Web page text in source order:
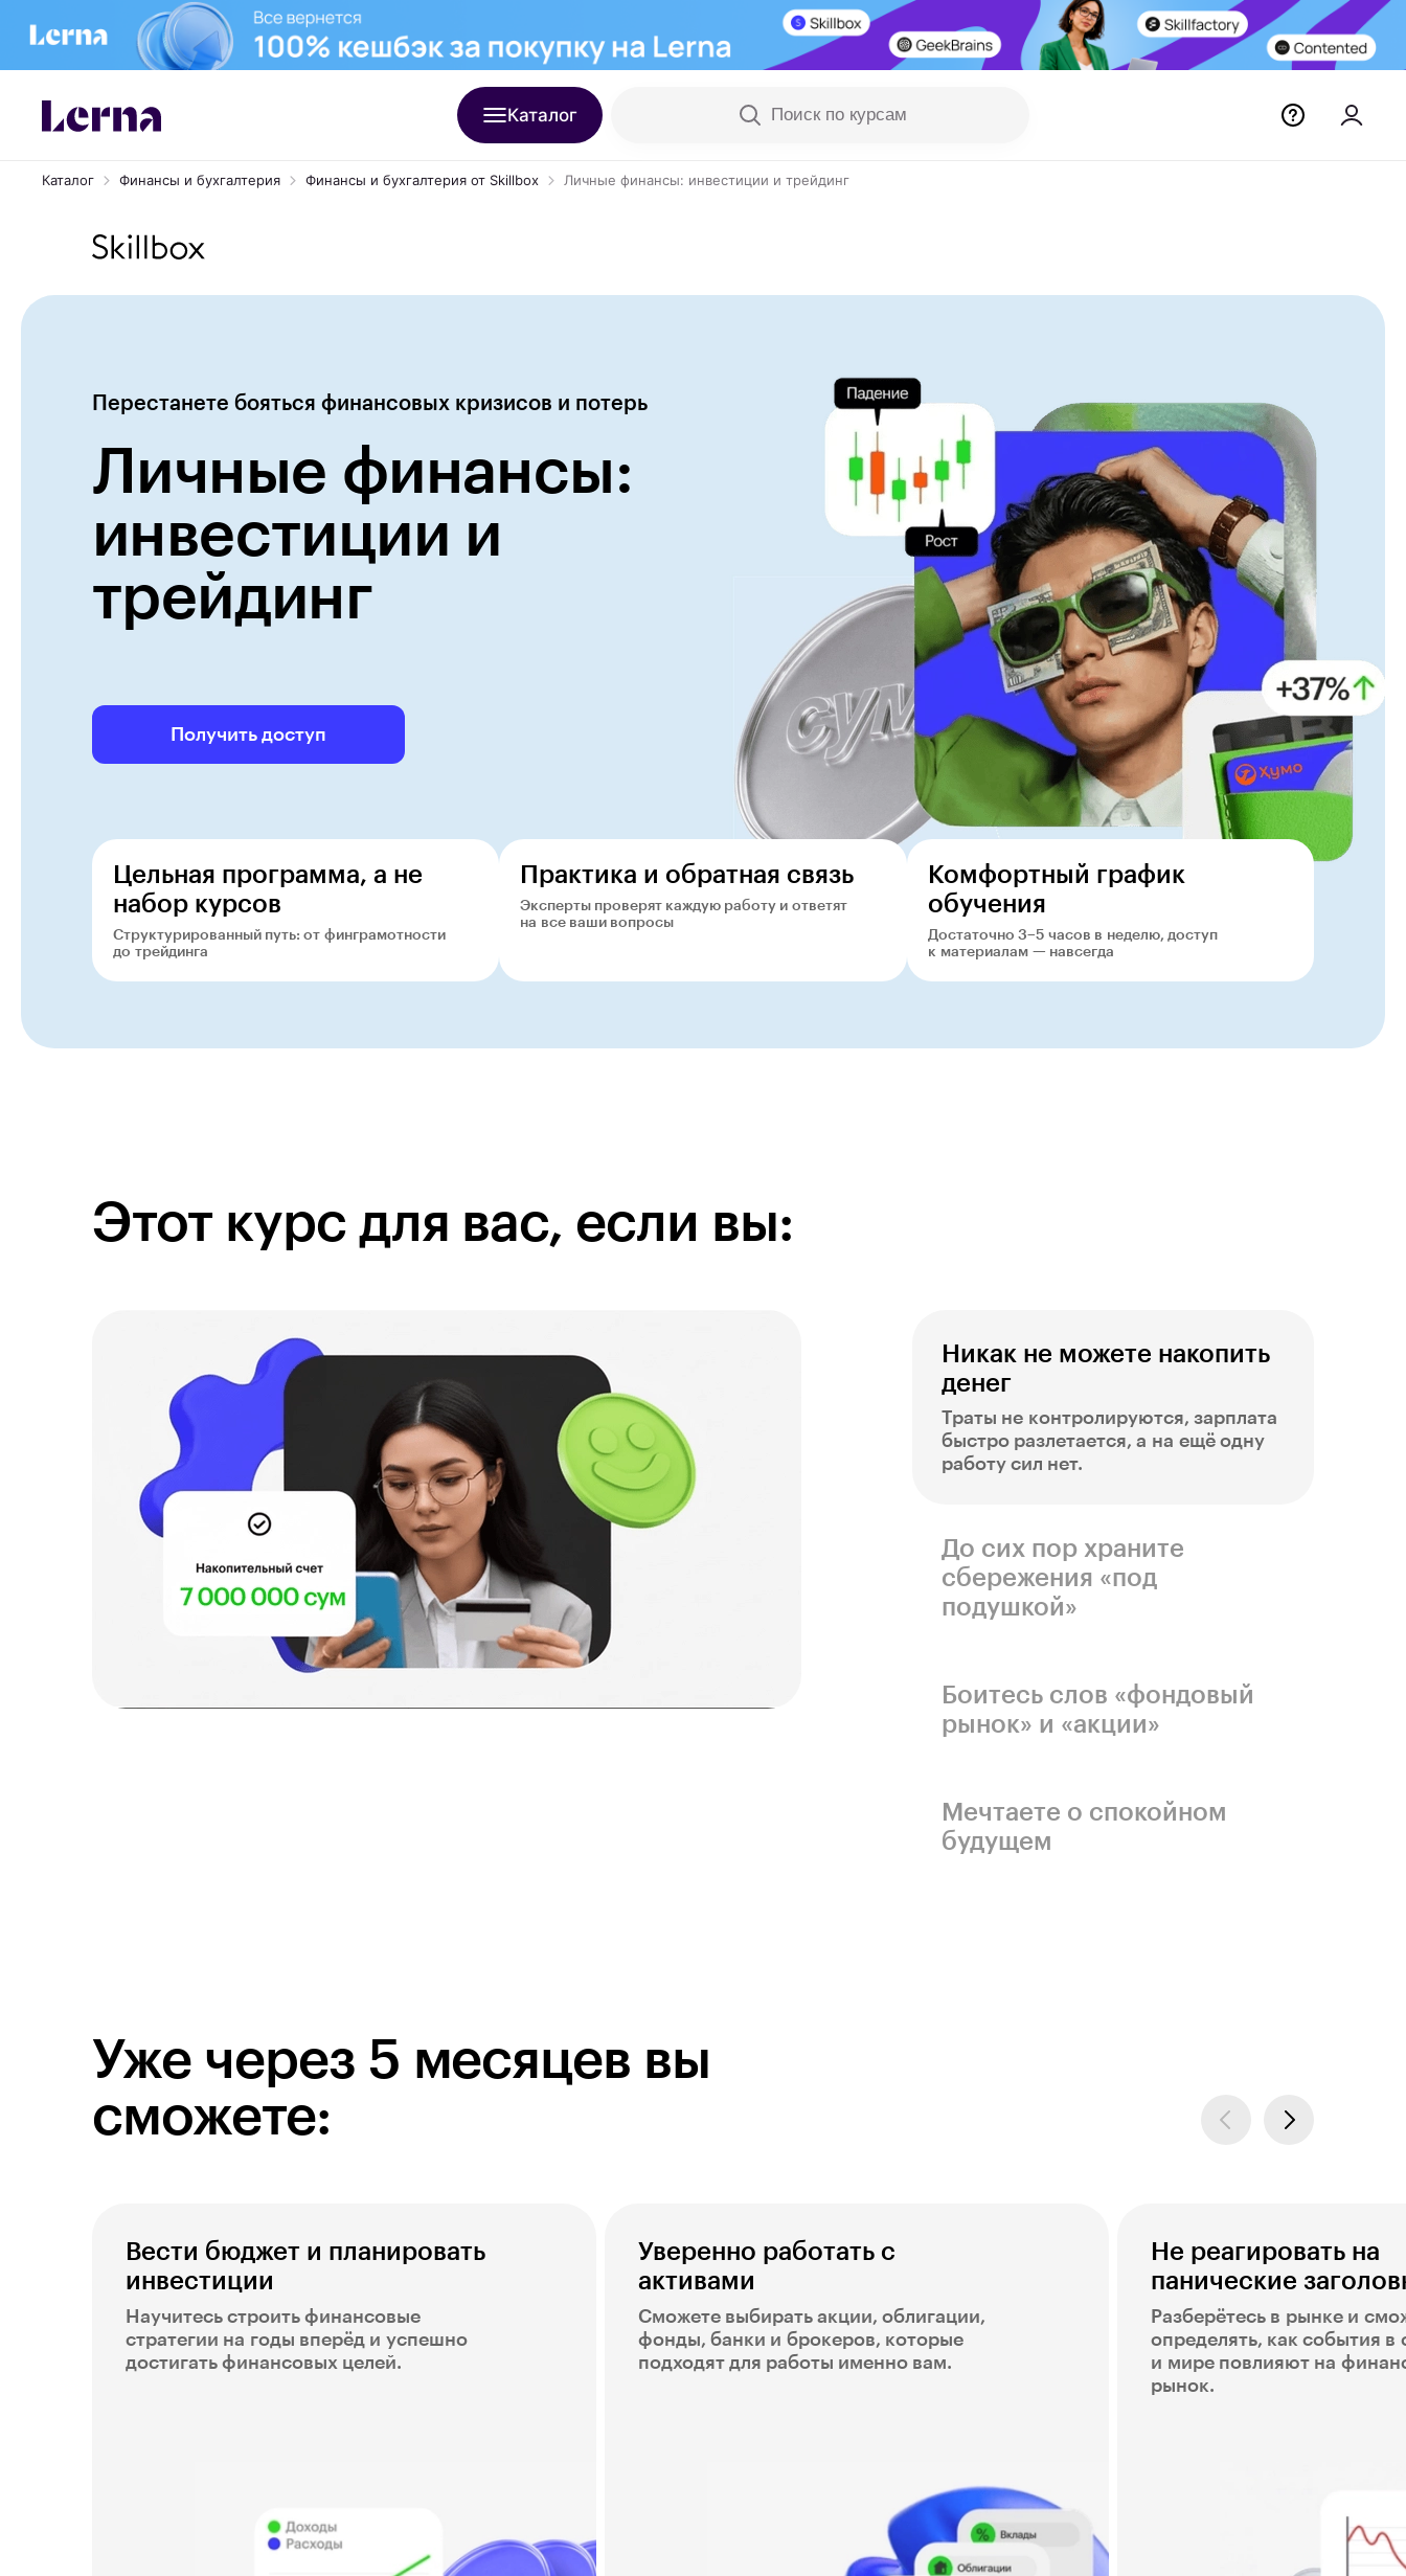
Каталог Поиск по курсам
Каталог Финансы и бухгалтерия Финансы и бухгалтерия от Skillbox Личные финансы: инвестиции и трейдинг
Личные финансы:
инвестиции и
трейдинг
Перестанете бояться финансовых кризисов и потерь
Получить доступ
Цельная программа, а не
набор курсов
Структурированный путь: от финграмотности
до трейдинга
Практика и обратная связь
Эксперты проверят каждую работу и ответят
на все ваши вопросы
Комфортный график
обучения
Достаточно 3−5 часов в неделю, доступ
к материалам — навсегда
Этот курс для вас, если вы:
Никак не можете накопить
денег
Траты не контролируются, зарплата
быстро разлетается, а на ещё одну
работу сил нет.
До сих пор храните
сбережения «под
подушкой»
инфляции.
Боитесь слов «фондовый
рынок» и «акции»
это для богачей и банкиров.
Мечтаете о спокойном
будущем
Уже через 5 месяцев вы
сможете:
Вести бюджет и планировать
инвестиции
Научитесь строить финансовые
стратегии на годы вперёд и успешно
достигать финансовых целей.
Уверенно работать с
активами
Сможете выбирать акции, облигации,
фонды, банки и брокеров, которые
подходят для работы именно вам.
Не реагировать на
панические
Разберётесь в рынке и
определять, как события в
и мире повлияют на
рынок.